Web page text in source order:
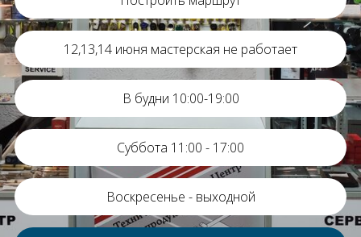
12,13,14 июня мастерская не работает
В будни 10:00-19:00
Суббота 11:00 - 17:00
Воскресенье - выходной